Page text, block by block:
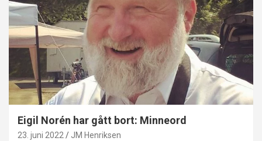
Eigil Norén har gått bort: Minneord
23. juni 2022 JM Henriksen